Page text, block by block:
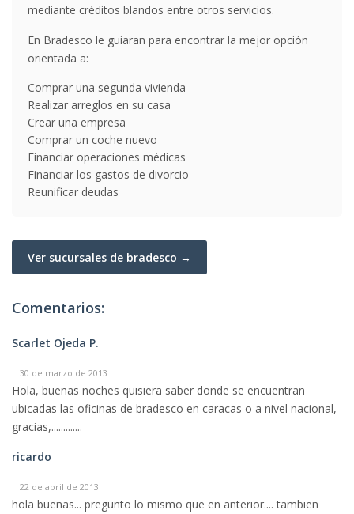
mediante créditos blandos entre otros servicios.
En Bradesco le guiaran para encontrar la mejor opción
orientada a:
Comprar una segunda vivienda
Realizar arreglos en su casa
Crear una empresa
Comprar un coche nuevo
Financiar operaciones médicas
Financiar los gastos de divorcio
Reunificar deudas
Ver sucursales de bradesco →
Comentarios:
Scarlet Ojeda P.
30 de marzo de 2013
Hola, buenas noches quisiera saber donde se encuentran
ubicadas las oficinas de bradesco en caracas o a nivel nacional,
gracias,.............
ricardo
22 de abril de 2013
hola buenas... pregunto lo mismo que en anterior.... tambien